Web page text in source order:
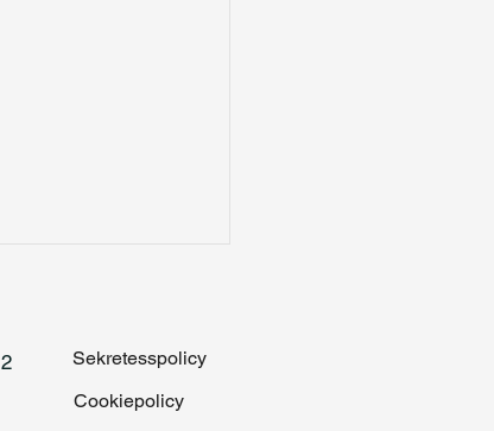
Sekretesspolicy
Cookiepolicy